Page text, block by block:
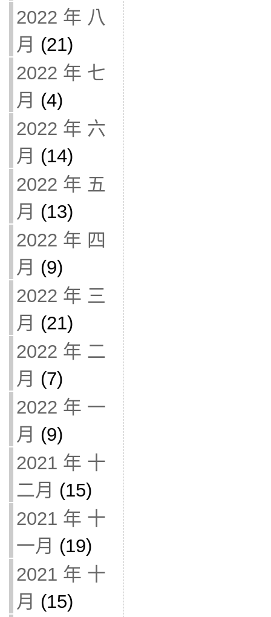
2022 年 八
月 (21)
2022 年 七
月 (4)
2022 年 六
月 (14)
2022 年 五
月 (13)
2022 年 四
月 (9)
2022 年 三
月 (21)
2022 年 二
月 (7)
2022 年 一
月 (9)
2021 年 十
二月 (15)
2021 年 十
一月 (19)
2021 年 十
月 (15)